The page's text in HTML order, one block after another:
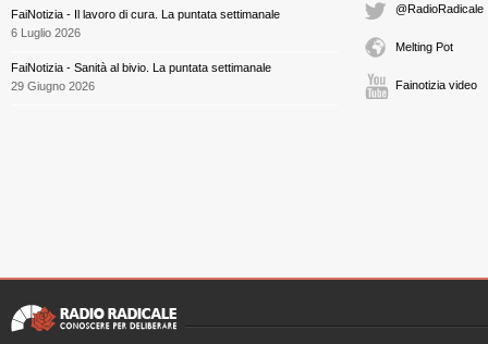
FaiNotizia - Il lavoro di cura. La puntata settimanale
6 Luglio 2026
FaiNotizia - Sanità al bivio. La puntata settimanale
29 Giugno 2026
@RadioRadicale
Melting Pot
Fainotizia video